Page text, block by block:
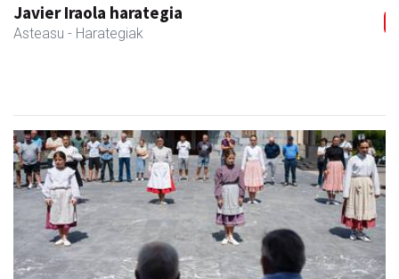
Kabela
Asteasu - Gozotegiak